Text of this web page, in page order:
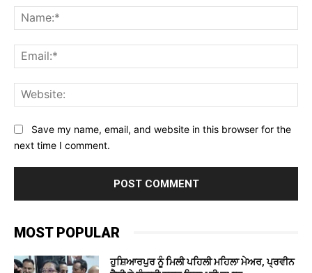
Save my name, email, and website in this browser for the
next time I comment.
MOST POPULAR
ਹੁਸ਼ਿਆਰਪੁਰ ਨੂੰ ਮਿਲੀ ਪਹਿਲੀ ਮਹਿਲਾ ਮੇਅਰ, ਪ੍ਰਵੀਨ